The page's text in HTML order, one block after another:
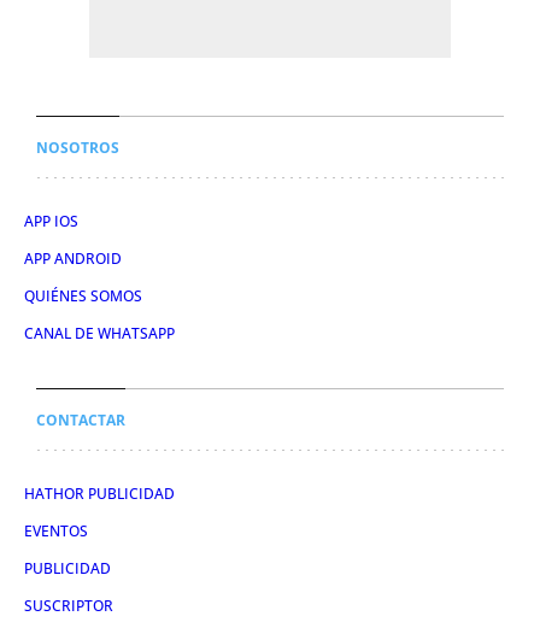
NOSOTROS
APP IOS
APP ANDROID
QUIÉNES SOMOS
CANAL DE WHATSAPP
CONTACTAR
HATHOR PUBLICIDAD
EVENTOS
PUBLICIDAD
SUSCRIPTOR